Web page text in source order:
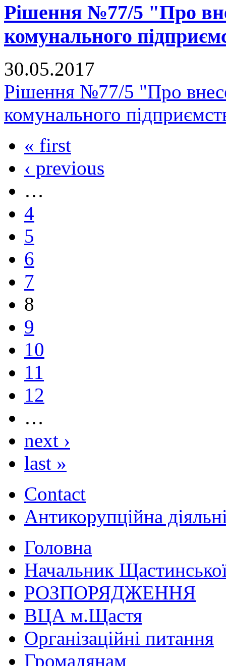
Рішення №77/5 "Про
комунального
30.05.2017
Рішення №77/5 "Про
комунального
« first
‹ previous
…
4
5
6
7
8
9
10
11
12
…
next ›
last »
Contact
Антикорупційна
Головна
Начальник
РОЗПОРЯДЖЕННЯ
ВЦА м.Щастя
Організаційні питання
Громадянам